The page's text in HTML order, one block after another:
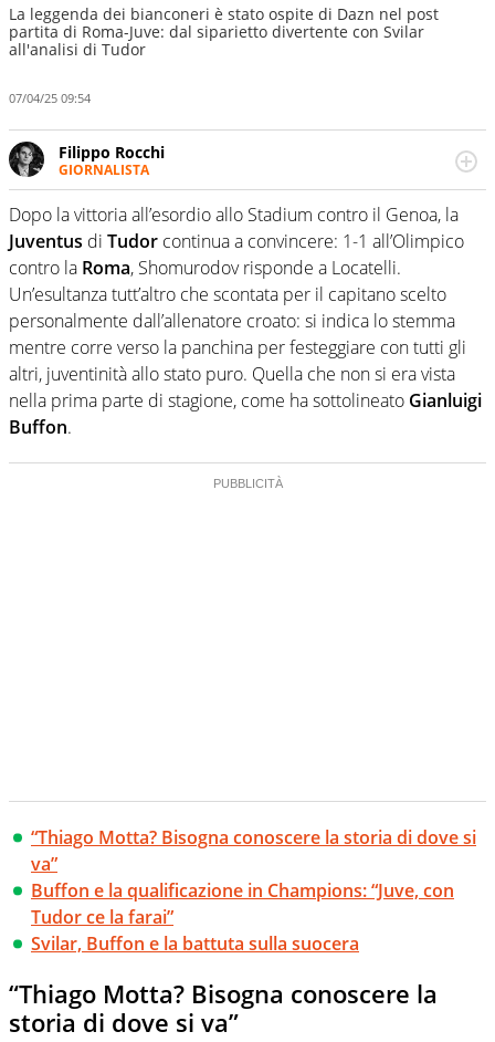
La leggenda dei bianconeri è stato ospite di Dazn nel post
partita di Roma-Juve: dal siparietto divertente con Svilar
all'analisi di Tudor
07/04/25 09:54
Filippo Rocchi
GIORNALISTA
Cresciuto tra una staccata di Alonso, un dritto di Federer
e un fade away di Kobe, il calcio ha la meglio. Ha seguito
diverse manifestazioni sportive e non. Ama scoprire
nuove storie e raccontarle.
Dopo la vittoria all’esordio allo Stadium contro il Genoa, la
Juventus di Tudor continua a convincere: 1-1 all’Olimpico
contro la Roma, Shomurodov risponde a Locatelli.
Un’esultanza tutt’altro che scontata per il capitano scelto
personalmente dall’allenatore croato: si indica lo stemma
mentre corre verso la panchina per festeggiare con tutti gli
altri, juventinità allo stato puro. Quella che non si era vista
nella prima parte di stagione, come ha sottolineato Gianluigi
Buffon.
“Thiago Motta? Bisogna conoscere la storia di dove si
va”
Buffon e la qualificazione in Champions: “Juve, con
Tudor ce la farai”
Svilar, Buffon e la battuta sulla suocera
“Thiago Motta? Bisogna conoscere la
storia di dove si va”